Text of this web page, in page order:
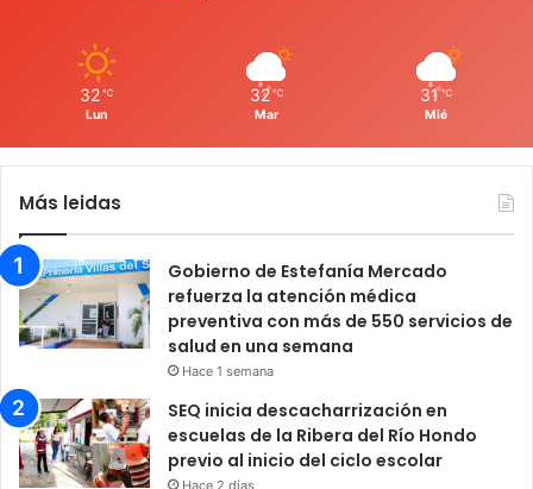
32 ℃
Lun
32 ℃
Mar
31 ℃
Mié
Más leidas
Gobierno de Estefanía Mercado
refuerza la atención médica
preventiva con más de 550 servicios de
salud en una semana
Hace 1 semana
SEQ inicia descacharrización en
escuelas de la Ribera del Río Hondo
previo al inicio del ciclo escolar
Hace 2 días